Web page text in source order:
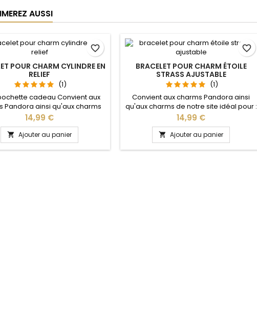
AUSSI
POUR CHARM CYLINDRE EN
RELIEF
(1)
cadeau Convient aux
Pandora ainsi qu'aux charms
site idéal pour : Noël, Saint
anniversaire, anniversaire de
Plusieurs tailles disponible : 17,
21 cm Pour la dimensions nous
2cm en plus par rapport à
Prix
14,99 €
 Ajouter au panier
favorite_border
BRACELET POUR CHARM ÉTOILE
STRASS AJUSTABLE
(1)
Convient aux charms Pandora ainsi
qu'aux charms de notre site idéal pour :
Noël, Saint Valentin, anniversaire,
anniversaire de mariage La partie
ajustable se détache d'un coté pour
passer les charms par simple pression
sur le bouton Ajustable pour tous les
Prix
14,99 €
 Ajouter au panier
favorite_border